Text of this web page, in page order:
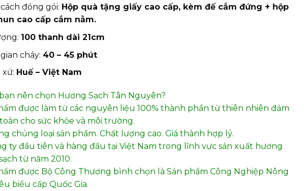
đóng gói: Hộp quà tặng giấy cao cấp, kèm đế cắm đứng + hộp
cao cấp cắm nằm.
100 thanh dài 21cm
cháy: 40 – 45 phút
Huế – Việt Nam
bạn nên chọn Hương Sạch Tân Nguyên?
được làm từ các nguyên liệu 100% thành phần từ thiên nhiên đảm
cho sức khỏe và môi trường.
chủng loại sản phẩm. Chất lượng cao. Giá thành hợp lý.
ty đầu tiên và hàng đầu tại Việt Nam trong lĩnh vực sản xuất hương
từ năm 2010.
được Bộ Công Thương bình chọn là Sản phẩm Công Nghiệp Nông
biểu cấp Quốc Gia.